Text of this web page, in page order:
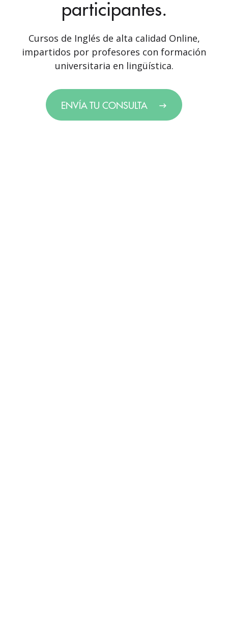
participantes.
Cursos de Inglés de alta calidad Online,
impartidos por profesores con formación
universitaria en lingüística.
ENVÍA TU CONSULTA